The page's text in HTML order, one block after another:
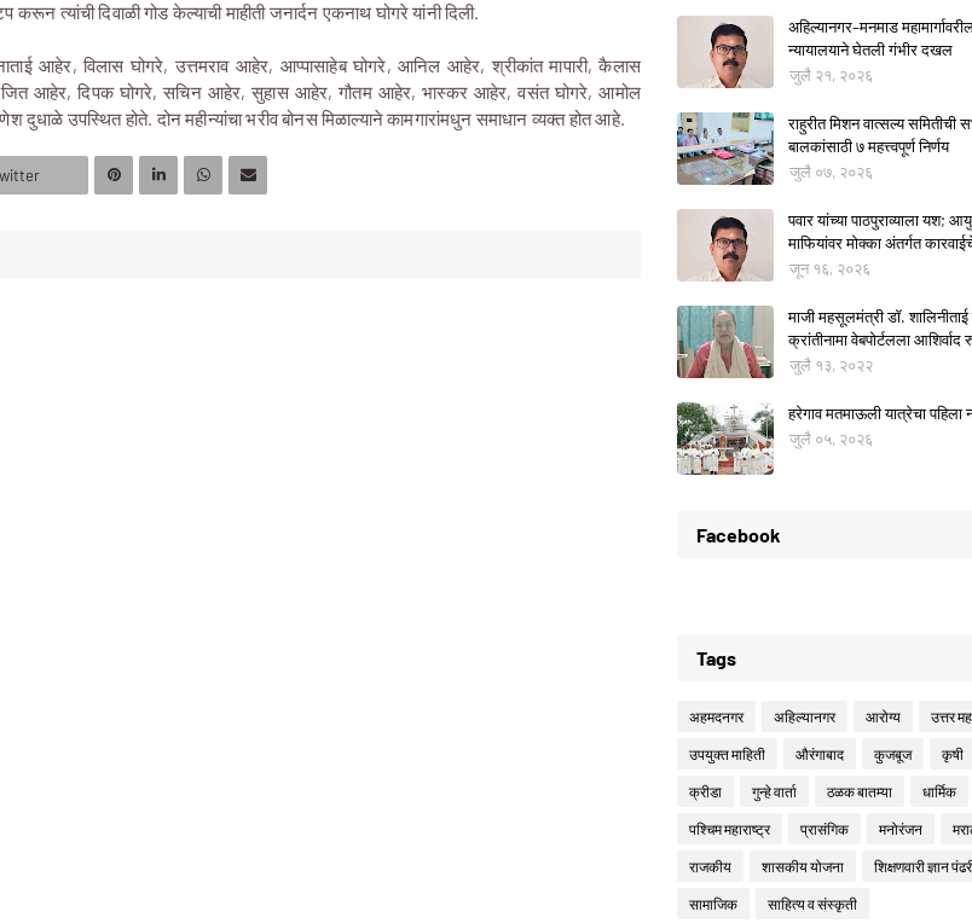
करून त्यांची दिवाळी गोड केल्याची माहीती जनार्दन एकनाथ घोगरे यांनी दिली.
आहेर, विलास घोगरे, उत्तमराव आहेर, आप्पासाहेब घोगरे, आनिल आहेर, श्रीकांत मापारी, कैलास
आहेर, दिपक घोगरे, सचिन आहेर, सुहास आहेर, गौतम आहेर, भास्कर आहेर, वसंत घोगरे, आमोल
दुधाळे उपस्थित होते. दोन महीन्यांचा भरीव बोनस मिळाल्याने कामगारांमधुन समाधान व्यक्त होत आहे.
अहिल्यानगर–मनमाड
न्यायालयाने घेतली गंभीर दखल
जुलै २१, २०२६
राहुरीत मिशन वात्सल्य समितीची
बालकांसाठी ७ महत्त्वपूर्ण निर्णय
जुलै ०७, २०२६
पवार यांच्या पाठपुराव्याला यश;
माफियांवर मोक्का अंतर्गत
जून १६, २०२६
माजी महसूलमंत्री डॉ.
क्रांतीनामा वेबपोर्टलला आशिर्वाद
जुलै १३, २०२२
हरेगाव मतमाऊली यात्रेचा पहिला
जुलै ०५, २०२६
Facebook
Tags
अहमदनगर अहिल्यानगर आरोग्य उत्तर
उपयुक्त माहिती औरंगाबाद कुजबूज कृषी
क्रीडा गुन्हे वार्ता ठळक बातम्या धार्मिक
पश्चिम महाराष्ट्र प्रासंगिक मनोरंजन
राजकीय शासकीय योजना शिक्षणवारी ज्ञान
सामाजिक साहित्य व संस्कृती